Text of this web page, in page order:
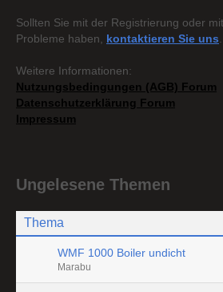
Sollten Sie mit der Registrierung oder
Probleme haben, kontaktieren Sie uns
Weitere Informationen:
Nutzungsbedingungen (AGB) Forum
Datenschutzerklärung Forum
Impressum
Ungelesene Themen
Thema
WMF 1000 Boiler undicht
Marabu